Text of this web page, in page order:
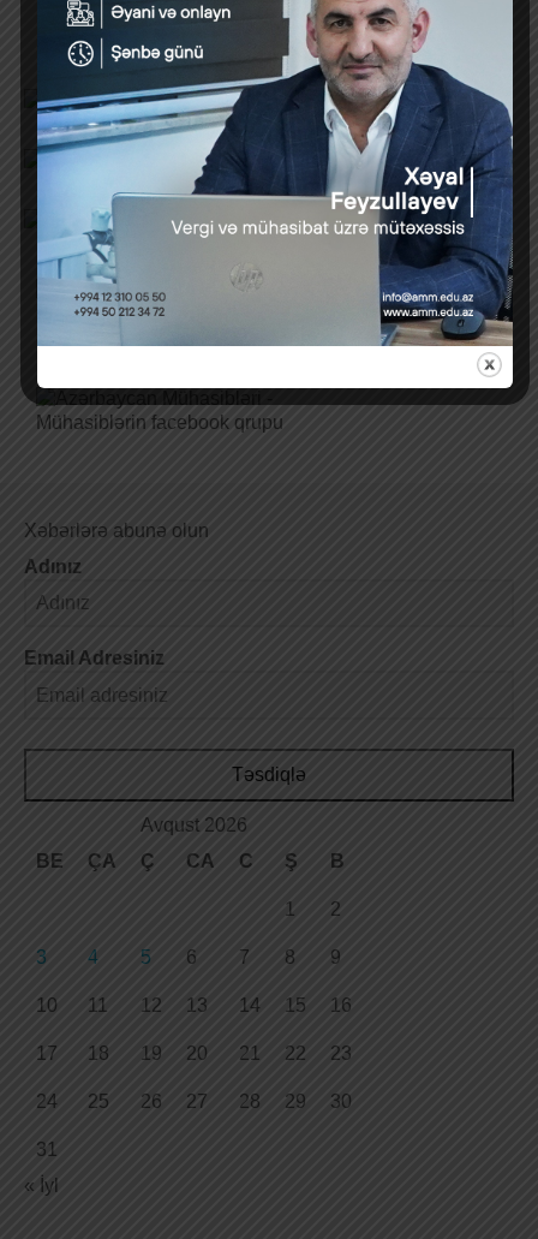
Previous Post Next Post
Xəbərlərə abunə olun
Adınız
Email Adresiniz
Təsdiqlə
Avqust 2026
BE
ÇA Ç CA C Ş B
1 2
3 4 5 6 7 8 9
10 11 12 13 14 15 16
17 18 19 20 21 22 23
24 25 26 27 28 29 30
31
« İyl